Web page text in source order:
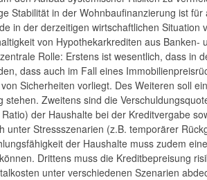
Stabilität in der Wohnbaufinanzierung ist
in der derzeitigen wirtschaftlichen
von Hypothekarkrediten aus Banken-
Rolle: Erstens ist wesentlich, dass in
dass auch im Fall eines
Sicherheiten vorliegt. Des Weiteren soll
Zweitens sind die
der Haushalte bei der Kreditvergabe
unter Stressszenarien (z.B. temporärer
der Haushalte muss zudem
Drittens muss die Kreditbepreisung
unter verschiedenen Szenarien